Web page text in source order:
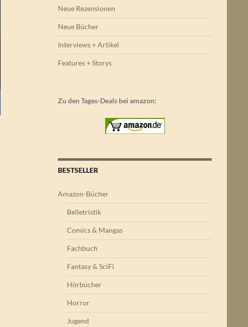
Neue Rezensionen
Neue Bücher
Interviews + Artikel
Features + Storys
Zu den Tages-Deals bei amazon:
BESTSELLER
Amazon-Bücher
Belletristik
Comics & Mangas
Fachbuch
Fantasy & SciFi
Hörbücher
Horror
Jugend